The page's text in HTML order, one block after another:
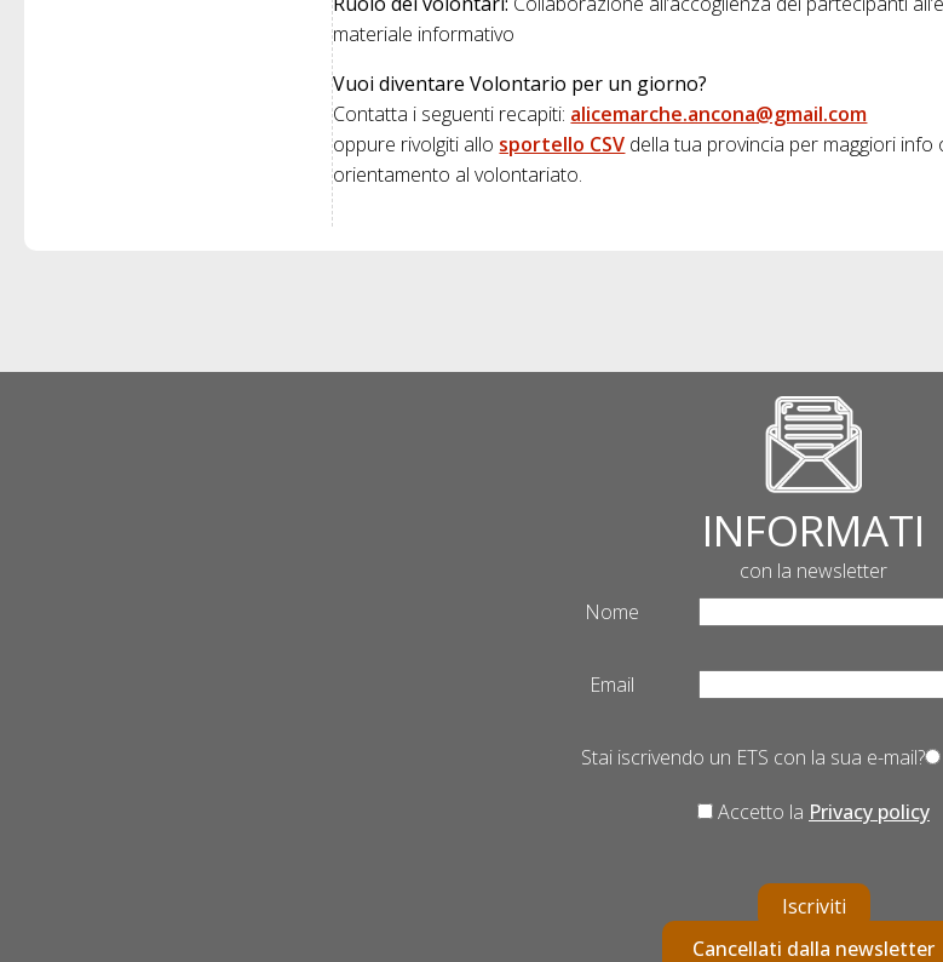
materiale informativo
Vuoi diventare Volontario per un giorno?
Contatta i seguenti recapiti: alicemarche.ancona@gmail.com
oppure rivolgiti allo sportello CSV della tua provincia per maggiori
orientamento al volontariato.
INFORMATI
con la newsletter
Nome
Email
Stai iscrivendo un ETS con la sua e-mail?
Accetto la Privacy policy
Iscriviti
Cancellati dalla newsletter